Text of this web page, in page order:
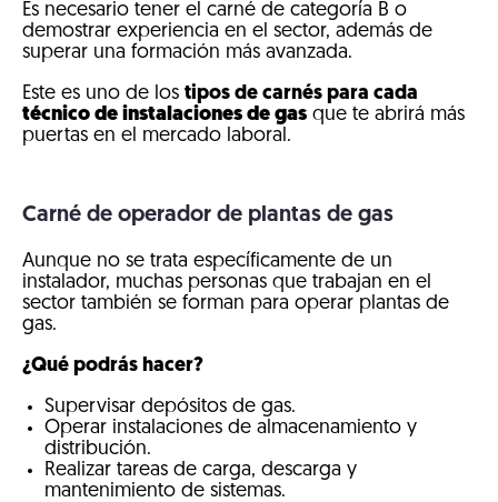
Es necesario tener el carné de categoría B o
demostrar experiencia en el sector, además de
superar una formación más avanzada.
Este es uno de los tipos de carnés para cada
técnico de instalaciones de gas que te abrirá más
puertas en el mercado laboral.
Carné de operador de plantas de gas
Aunque no se trata específicamente de un
instalador, muchas personas que trabajan en el
sector también se forman para operar plantas de
gas.
¿Qué podrás hacer?
Supervisar depósitos de gas.
Operar instalaciones de almacenamiento y
distribución.
Realizar tareas de carga, descarga y
mantenimiento de sistemas.